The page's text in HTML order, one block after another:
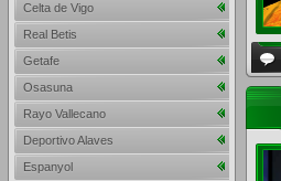
Celta de Vigo
Real Betis
Getafe
Osasuna
Rayo Vallecano
Deportivo Alaves
Espanyol